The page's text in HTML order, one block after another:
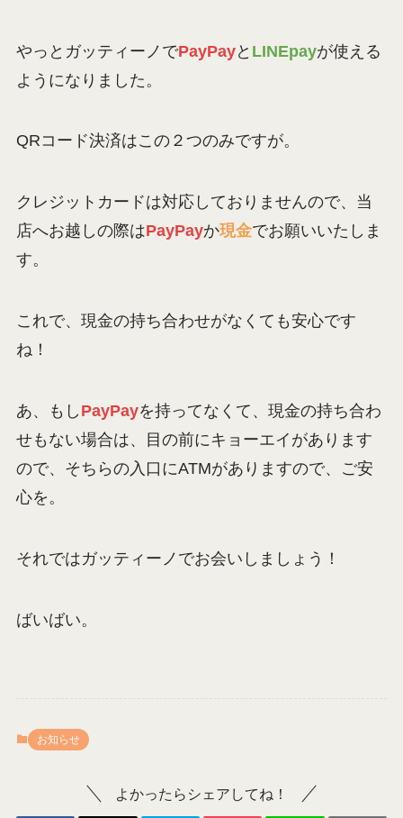
やっとガッティーノでPayPayと LINEpayが使える
ようになりました。
QRコード決済はこの２つのみですが。
クレジットカードは対応しておりませんので、当
店へお越しの際はPayPayか現金でお願いいたしま
す。
これで、現金の持ち合わせがなくても安心です
ね！
あ、もし PayPayを持ってなくて、現金の持ち合わ
せもない場合は、目の前にキョーエイがあります
ので、そちらの入口にATMがありますので、ご安
心を。
それではガッティーノでお会いしましょう！
ばいばい。
お知らせ
よかったらシェアしてね！